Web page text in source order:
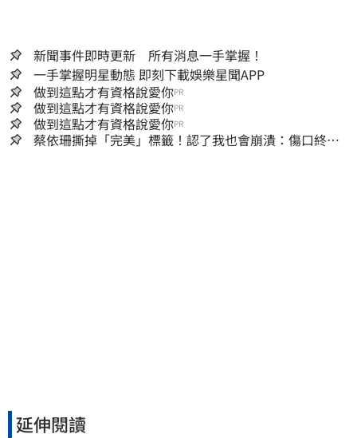
新聞事件即時更新 所有消息一手掌握！
一手掌握明星動態 即刻下載娛樂星聞APP
做到這點才有資格說愛你PR
做到這點才有資格說愛你PR
做到這點才有資格說愛你PR
蔡依珊撕掉「完美」標籤！認了我也會崩潰：傷口終究
延伸閱讀